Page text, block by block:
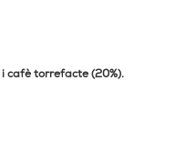
cafè torrefacte (20%).